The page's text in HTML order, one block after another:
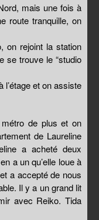
mais une fois à
route tranquille, on
on rejoint la station
se trouve le “studio
et on assiste
de plus et on
de Laureline
a acheté deux
a un qu’elle loue à
a accepté de nous
Il y a un grand lit
avec Reiko. Tida